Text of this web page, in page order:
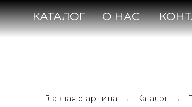
КАТАЛОГ О НАС
Главная старница → Каталог →